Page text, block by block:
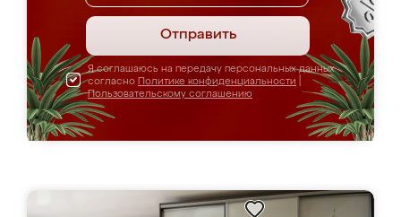
Отправить
Я соглашаюсь на передачу персональных данных
согласно Политике конфиденциальности
Пользовательскому соглашению